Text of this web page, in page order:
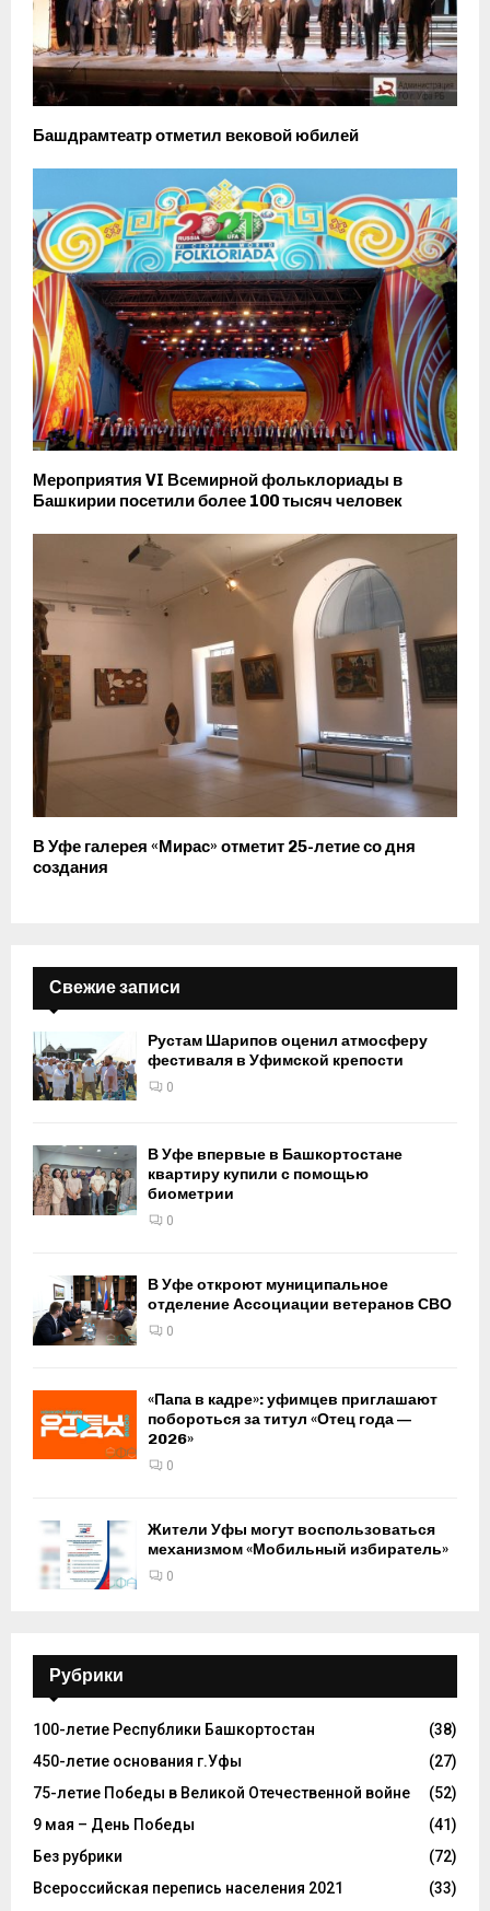
Башдрамтеатр отметил вековой юбилей
Мероприятия VI Всемирной фольклориады в
Башкирии посетили более 100 тысяч человек
В Уфе галерея «Мирас» отметит 25-летие со дня
создания
Свежие записи
Рустам Шарипов оценил атмосферу
фестиваля в Уфимской крепости
0
В Уфе впервые в Башкортостане
квартиру купили с помощью
биометрии
0
В Уфе откроют муниципальное
отделение Ассоциации ветеранов СВО
0
«Папа в кадре»: уфимцев приглашают
побороться за титул «Отец года —
2026»
0
Жители Уфы могут воспользоваться
механизмом «Мобильный избиратель»
0
Рубрики
100-летие Республики Башкортостан
(38)
450-летие основания г.Уфы
(27)
75-летие Победы в Великой Отечественной войне
(52)
9 мая – День Победы
(41)
Без рубрики
(72)
Всероссийская перепись населения 2021
(33)